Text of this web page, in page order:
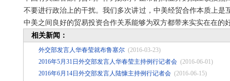
不要进行政治上的干扰。我们多次讲过，中美经贸合作本质上
中美之间良好的贸易投资合作关系能够为双方都带来实实在在的
相关新闻：
外交部发言人华春莹就布鲁塞尔 (2016-03-23)
2016年5月31日外交部发言人华春莹主持例行记者会 (2016-06-01)
2016年6月14日外交部发言人陆慷主持例行记者会 (2016-06-15)